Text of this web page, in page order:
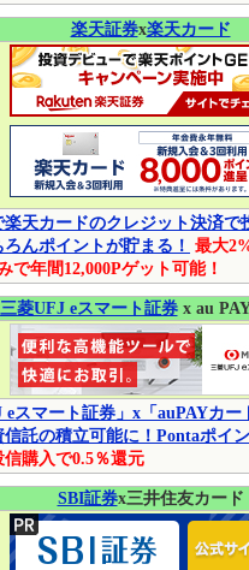
楽天証券x楽天カード
楽天カードのクレジット決済で
んポイントが貯まる！ 最大
で年間12,000Pゲット可能！
三菱UFJ eスマート証券x au
eスマート証券」x「auPAYカ
託の積立可能に！Pontaポイ
信購入で0.5％還元
SBI証券x三井住友カード